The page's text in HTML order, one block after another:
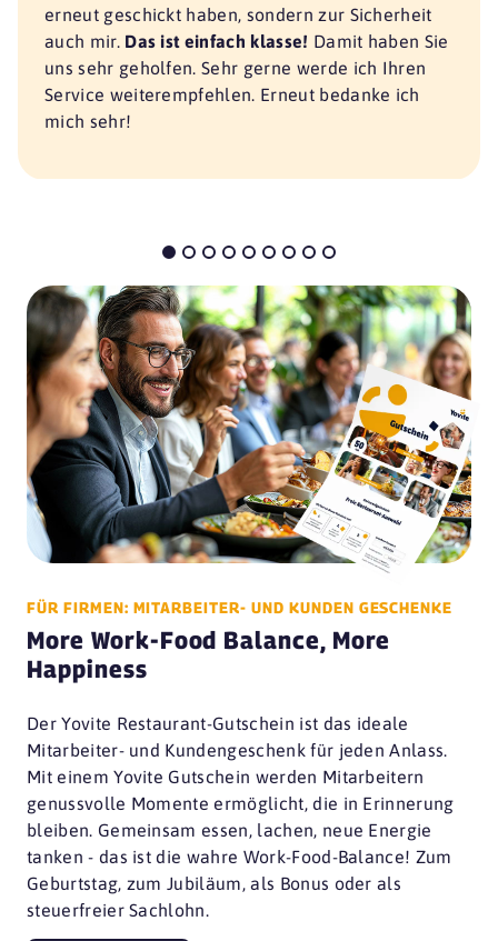
erneut geschickt haben, sondern zur Sicherheit
auch mir. Das ist einfach klasse! Damit haben Sie
uns sehr geholfen. Sehr gerne werde ich Ihren
Service weiterempfehlen. Erneut bedanke ich
mich sehr!
FÜR FIRMEN: MITARBEITER- UND KUNDEN GESCHENKE
More Work-Food Balance, More
Happiness
Der Yovite Restaurant-Gutschein ist das ideale
Mitarbeiter- und Kundengeschenk für jeden Anlass.
Mit einem Yovite Gutschein werden Mitarbeitern
genussvolle Momente ermöglicht, die in Erinnerung
bleiben. Gemeinsam essen, lachen, neue Energie
tanken - das ist die wahre Work-Food-Balance! Zum
Geburtstag, zum Jubiläum, als Bonus oder als
steuerfreier Sachlohn.